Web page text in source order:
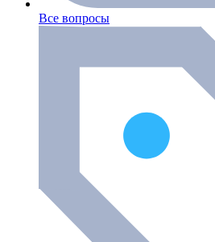
Все вопросы